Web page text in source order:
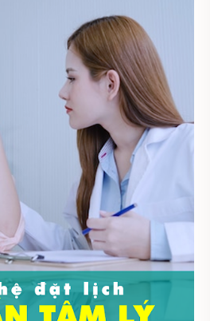
Trắc nghiệm
Tài liệu ôn tập
Tâm lý học dạy học
Tâm lý học phát triển
Tâm lý học xã hội
Đại cương